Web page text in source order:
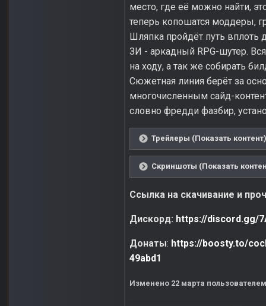
место, где её можно найти,
теперь копошатся моддеры,
Шляпка пройдёт путь вплоть
ЗИ - аркадный RPG-шутер.
на ходу, а так же собирать
Сюжетная линия берёт за
многочисленным сайд-
словно фредди фазбир,
Трейлеры (Показать контент)
Скриншоты (Показать
Ссылка на скачивание и
Дискорд: https://discord.gg/
Донаты: https://boosty.to/
49abd1
Изменено 22 марта